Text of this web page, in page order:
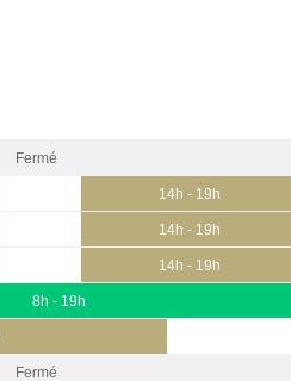
Fermé
14h - 19h
14h - 19h
14h - 19h
8h - 19h
Fermé